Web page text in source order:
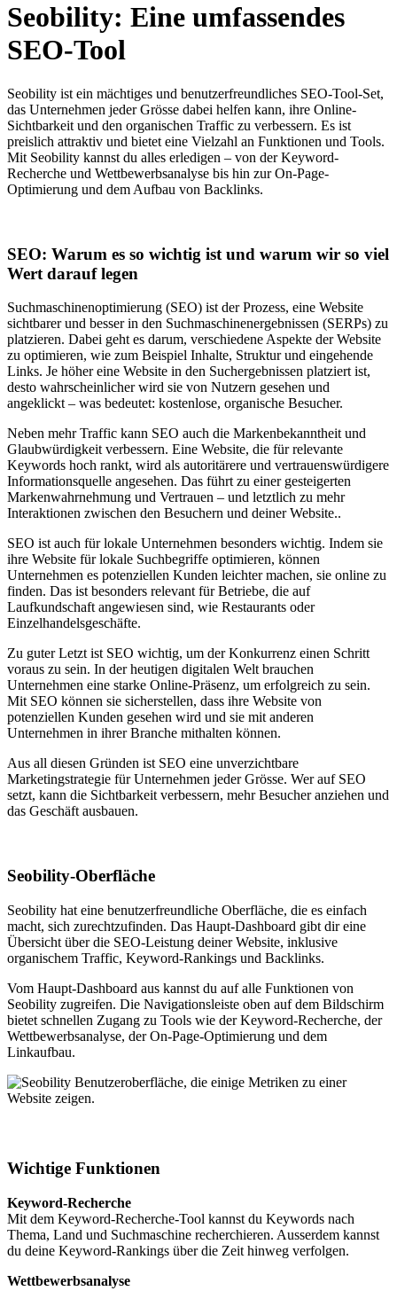
Seobility: Eine umfassendes
SEO-Tool
Seobility ist ein mächtiges und benutzerfreundliches SEO-Tool-Set,
das Unternehmen jeder Grösse dabei helfen kann, ihre Online-
Sichtbarkeit und den organischen Traffic zu verbessern. Es ist
preislich attraktiv und bietet eine Vielzahl an Funktionen und Tools.
Mit Seobility kannst du alles erledigen – von der Keyword-
Recherche und Wettbewerbsanalyse bis hin zur On-Page-
Optimierung und dem Aufbau von Backlinks.
SEO: Warum es so wichtig ist und warum wir so viel
Wert darauf legen
Suchmaschinenoptimierung (SEO) ist der Prozess, eine Website
sichtbarer und besser in den Suchmaschinenergebnissen (SERPs) zu
platzieren. Dabei geht es darum, verschiedene Aspekte der Website
zu optimieren, wie zum Beispiel Inhalte, Struktur und eingehende
Links. Je höher eine Website in den Suchergebnissen platziert ist,
desto wahrscheinlicher wird sie von Nutzern gesehen und
angeklickt – was bedeutet: kostenlose, organische Besucher.
Neben mehr Traffic kann SEO auch die Markenbekanntheit und
Glaubwürdigkeit verbessern. Eine Website, die für relevante
Keywords hoch rankt, wird als autoritärere und vertrauenswürdigere
Informationsquelle angesehen. Das führt zu einer gesteigerten
Markenwahrnehmung und Vertrauen – und letztlich zu mehr
Interaktionen zwischen den Besuchern und deiner Website..
SEO ist auch für lokale Unternehmen besonders wichtig. Indem sie
ihre Website für lokale Suchbegriffe optimieren, können
Unternehmen es potenziellen Kunden leichter machen, sie online zu
finden. Das ist besonders relevant für Betriebe, die auf
Laufkundschaft angewiesen sind, wie Restaurants oder
Einzelhandelsgeschäfte.
Zu guter Letzt ist SEO wichtig, um der Konkurrenz einen Schritt
voraus zu sein. In der heutigen digitalen Welt brauchen
Unternehmen eine starke Online-Präsenz, um erfolgreich zu sein.
Mit SEO können sie sicherstellen, dass ihre Website von
potenziellen Kunden gesehen wird und sie mit anderen
Unternehmen in ihrer Branche mithalten können.
Aus all diesen Gründen ist SEO eine unverzichtbare
Marketingstrategie für Unternehmen jeder Grösse. Wer auf SEO
setzt, kann die Sichtbarkeit verbessern, mehr Besucher anziehen und
das Geschäft ausbauen.
Seobility-Oberfläche
Seobility hat eine benutzerfreundliche Oberfläche, die es einfach
macht, sich zurechtzufinden. Das Haupt-Dashboard gibt dir eine
Übersicht über die SEO-Leistung deiner Website, inklusive
organischem Traffic, Keyword-Rankings und Backlinks.
Vom Haupt-Dashboard aus kannst du auf alle Funktionen von
Seobility zugreifen. Die Navigationsleiste oben auf dem Bildschirm
bietet schnellen Zugang zu Tools wie der Keyword-Recherche, der
Wettbewerbsanalyse, der On-Page-Optimierung und dem
Linkaufbau.
Wichtige Funktionen
Keyword-Recherche
Mit dem Keyword-Recherche-Tool kannst du Keywords nach
Thema, Land und Suchmaschine recherchieren. Ausserdem kannst
du deine Keyword-Rankings über die Zeit hinweg verfolgen.
Wettbewerbsanalyse